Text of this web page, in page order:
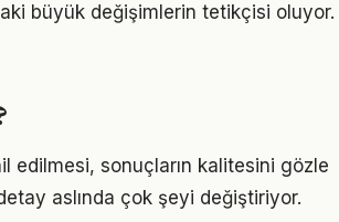
büyük değişimlerin tetikçisi oluyor.
edilmesi, sonuçların kalitesini gözle
aslında çok şeyi değiştiriyor.